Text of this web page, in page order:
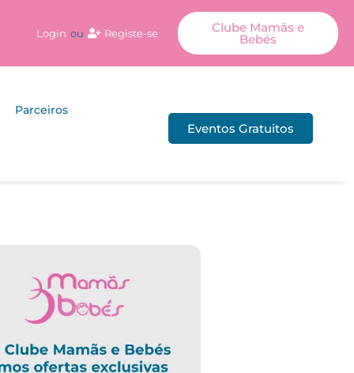
Login ou Registe-se Clube Mamãs e
Bebés
Parceiros
Eventos Gratuitos